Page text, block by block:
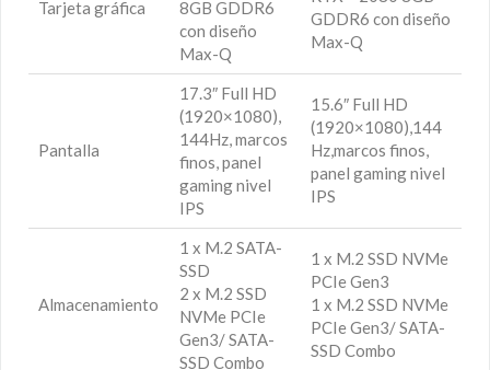
Tarjeta gráfica
8GB GDDR6
con diseño
Max-Q
GDDR6 con diseño
Max-Q
Pantalla
17.3″ Full HD
(1920×1080),
144Hz, marcos
finos, panel
gaming nivel
IPS
15.6″ Full HD
(1920×1080),144
Hz,marcos finos,
panel gaming nivel
IPS
Almacenamiento
1 x M.2 SATA-
SSD
2 x M.2 SSD
NVMe PCIe
Gen3/ SATA-
SSD Combo
1 x M.2 SSD NVMe
PCIe Gen3
1 x M.2 SSD NVMe
PCIe Gen3/ SATA-
SSD Combo